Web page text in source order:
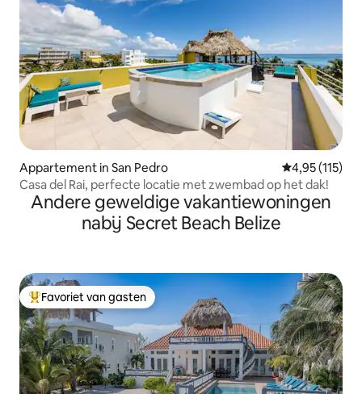
Appartement in San Pedro Gemiddelde
4,95 (115)
Casa del Rai, perfecte locatie met zwembad op het dak!
Andere geweldige vakantiewoningen
nabij Secret Beach Belize
Topfavoriet van gasten
Favoriet van gasten